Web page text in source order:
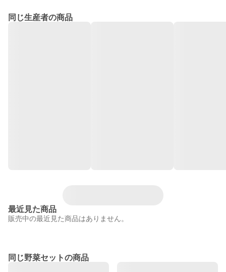
同じ生産者の商品
最近見た商品
販売中の最近見た商品はありません。
同じ野菜セットの商品